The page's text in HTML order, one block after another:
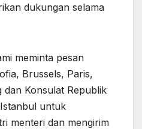
dukungan selama
meminta pesan
Brussels, Paris,
dan Konsulat Republik
untuk
menteri dan mengirim